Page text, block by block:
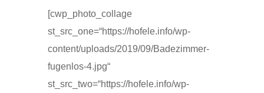
[cwp_photo_collage
st_src_one=“https://hofele.info/wp-
content/uploads/2019/09/Badezimmer-
fugenlos-4.jpg“
st_src_two=“https://hofele.info/wp-